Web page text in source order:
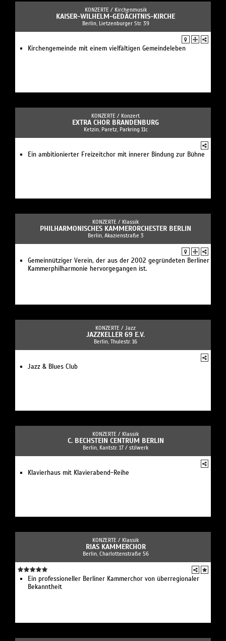
KONZERTE / Kirchenmusik
KAISER-WILHELM-GEDÄCHTNIS-KIRCHE
Berlin, Lietzenburger Str. 39
Kirchengemeinde mit einem vielfältigen Gemeindeleben
KONZERTE / Konzert
EXTRA CHOR BRANDENBURG
Ketzin, Paretz, Parkring 11c
Ein ambitionierter Freizeitchor mit innerer Bindung zur Bühne
KONZERTE / Klassik
PHILHARMONISCHES KAMMERORCHESTER BERLIN
Berlin, Akazienstraße 3
Gemeinnütziger Verein, der aus der 2002 gegründeten Berliner
Kammerphilharmonie hervorgegangen ist.
KONZERTE / Jazz
JAZZKELLER 69 E.V.
Berlin, Thulestr. 16
Jazz & Blues Club
KONZERTE / Klassik
C. BECHSTEIN CENTRUM BERLIN
Berlin, Kantstr. 17 / stilwerk
Klavierhaus mit Klavierabend-Reihe
KONZERTE / Klassik
RIAS KAMMERCHOR
Berlin, Charlottenstraße 56
Ein professioneller Berliner Kammerchor von überregionaler
Bekanntheit